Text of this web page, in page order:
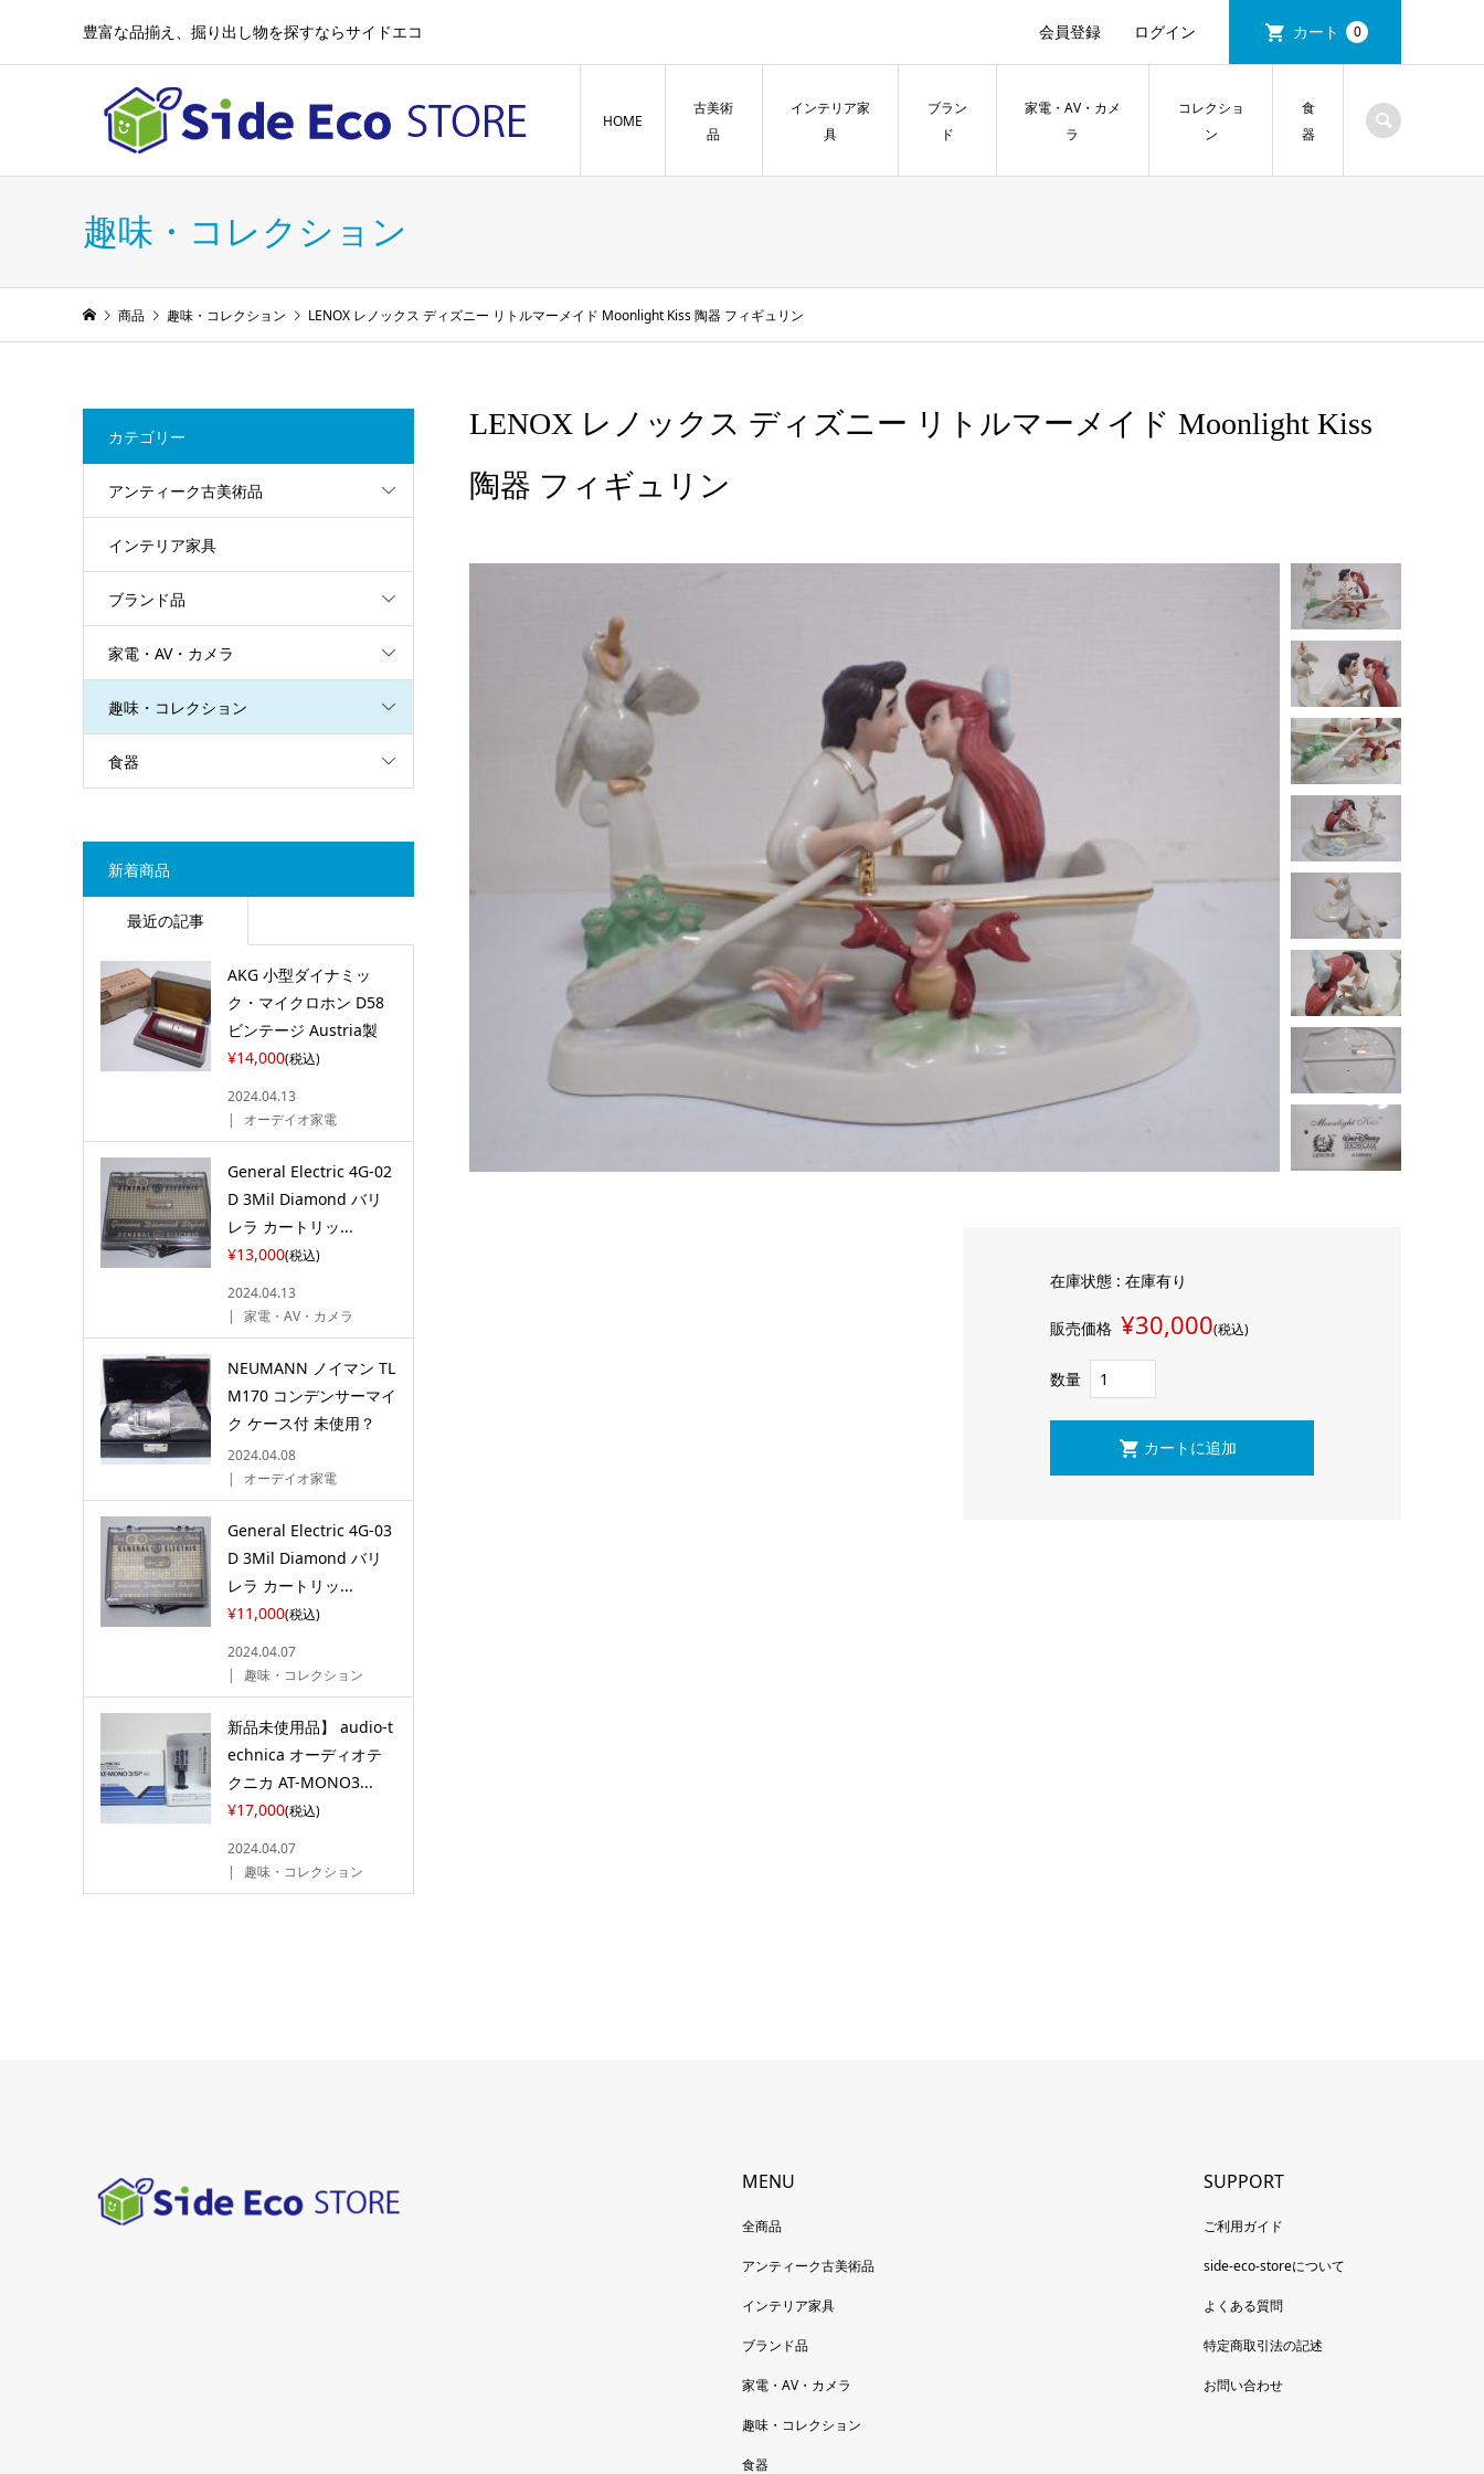
豊富な品揃え、掘り出し物を探すならサイドエコ 会員登録 ログイン カート 0
HOME
古美術
品
インテリア家
具
ブラン
ド
家電・AV・カメ
ラ
コレクショ
ン
食
器
趣味・コレクション
商品 趣味・コレクション LENOX レノックス ディズニー リトルマーメイド Moonlight Kiss 陶器 フィギュリン
LENOX レノックス ディズニー リトルマーメイド Moonlight Kiss
陶器 フィギュリン
在庫状態 : 在庫有り
販売価格 ¥30,000(税込)
数量
カテゴリー
アンティーク古美術品
インテリア家具
ブランド品
家電・AV・カメラ
趣味・コレクション
食器
新着商品
最近の記事
AKG 小型ダイナミッ
ク・マイクロホン D58
ビンテージ Austria製
¥14,000(税込)
2024.04.13
オーデイオ家電
General Electric 4G-02
D 3Mil Diamond バリ
レラ カートリッ...
¥13,000(税込)
2024.04.13
家電・AV・カメラ
NEUMANN ノイマン TL
M170 コンデンサーマイ
ク ケース付 未使用？
2024.04.08
オーデイオ家電
General Electric 4G-03
D 3Mil Diamond バリ
レラ カートリッ...
¥11,000(税込)
2024.04.07
趣味・コレクション
新品未使用品】 audio-t
echnica オーディオテ
クニカ AT-MONO3...
¥17,000(税込)
2024.04.07
趣味・コレクション
MENU
全商品
アンティーク古美術品
インテリア家具
ブランド品
家電・AV・カメラ
趣味・コレクション
食器
SUPPORT
ご利用ガイド
side-eco-storeについて
よくある質問
特定商取引法の記述
お問い合わせ